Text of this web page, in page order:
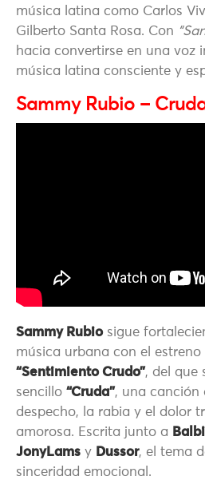
música latina como Carlos
Gilberto Santa Rosa. Con
hacia convertirse en una voz
música latina consciente y
Sammy Rubio –
Sammy Rubiosigue
música urbana con el estreno
“Sentimiento Crudo”, del que
sencillo “Cruda”, una canción
despecho, la rabia y el dolor
amorosa. Escrita junto a
JonyLams y Dussor, el tema
sinceridad emocional.